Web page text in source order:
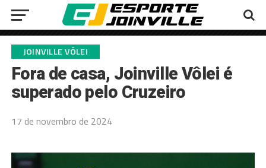
JOINVILLE VÔLEI
Fora de casa, Joinville Vôlei é
superado pelo Cruzeiro
17 de novembro de 2024